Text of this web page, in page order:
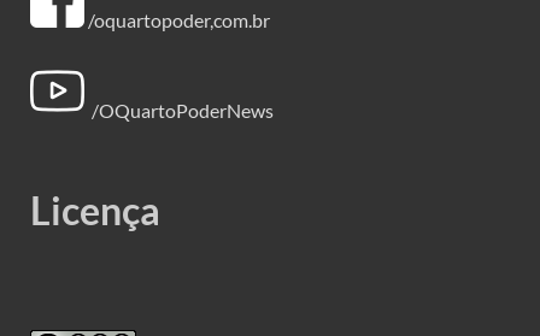
/oquartopoder,com.br
/OQuartoPoderNews
Licença